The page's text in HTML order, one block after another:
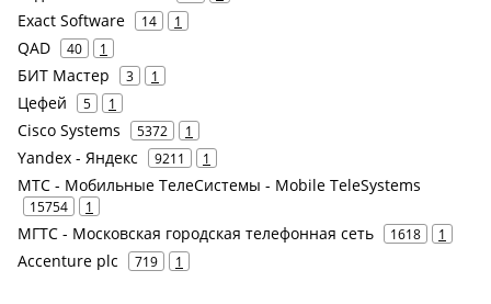
Exact Software 14 1
QAD 40 1
БИТ Мастер 3 1
Цефей 5 1
Cisco Systems 5372 1
Yandex - Яндекс 9211 1
МТС - Мобильные ТелеСистемы - Mobile TeleSystems
15754 1
МГТС - Московская городская телефонная сеть 1618 1
Accenture plc 719 1